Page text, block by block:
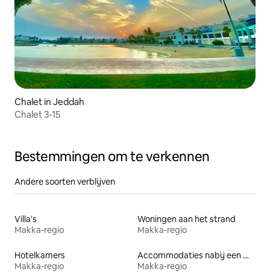
Chalet in Jeddah
Chalet 3-15
Bestemmingen om te verkennen
Andere soorten verblijven
Villa's
Makka-regio
Woningen aan het strand
Makka-regio
Hotelkamers
Makka-regio
Accommodaties nabij een meer
Makka-regio